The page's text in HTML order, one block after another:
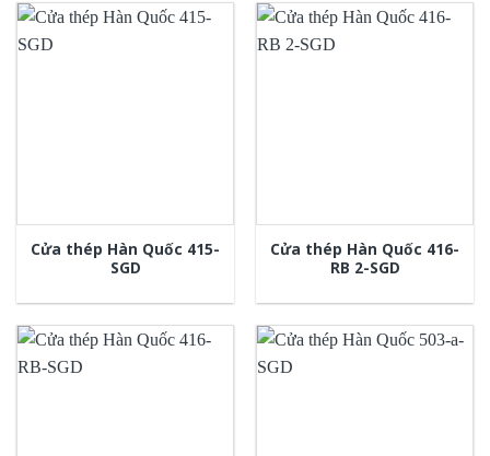
Cửa thép Hàn Quốc 415-
SGD
Cửa thép Hàn Quốc 416-
RB 2-SGD